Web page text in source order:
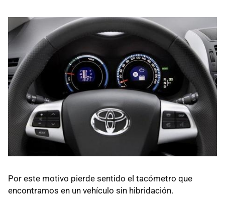
Por este motivo pierde sentido el tacómetro que
encontramos en un vehículo sin hibridación.